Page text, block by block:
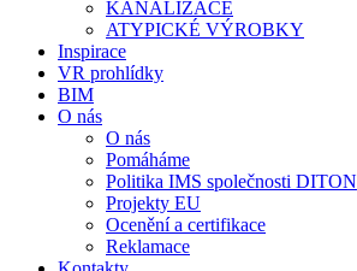
KANALIZACE
ATYPICKÉ VÝROBKY
Inspirace
VR prohlídky
BIM
O nás
O nás
Pomáháme
Politika IMS společnosti DITON
Projekty EU
Ocenění a certifikace
Reklamace